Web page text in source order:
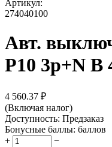
Артикул:
274040100
Авт.
P10 3p+N B
4 560.37 ₽
(Включая налог)
Доступность: Предзаказ
Бонусные баллы: баллов
+
−